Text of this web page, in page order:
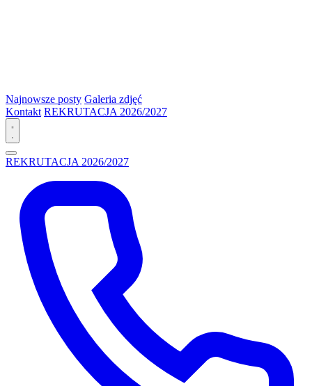
Najnowsze posty Galeria zdjęć
Kontakt REKRUTACJA 2026/2027
REKRUTACJA 2026/2027